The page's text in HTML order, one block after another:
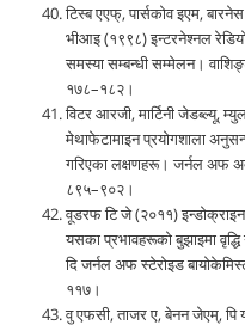
टिस्ब एएफ्, पार्सकोव इएम,
भीआइ (१९९८) इन्टरनेश्नल
समस्या सम्बन्धी सम्मेलन।
१७८–१८२।
विटर आरजी, मार्टिनी जेडब्ल्यू,
मेथाफेटामाइन प्रयोगशाला
गरिएका लक्षणहरू। जर्नल अफ
८९५–९०२।
वूडरफ टि जे (२०११)
यसका प्रभावहरूको बुझाइमा
दि जर्नल अफ स्टेरोइड
११७।
वु एफसी, ताजर ए, बेनन जेएम्,